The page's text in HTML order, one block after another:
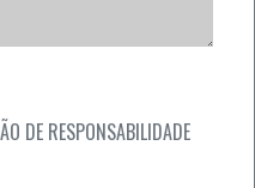
DE RESPONSABILIDADE